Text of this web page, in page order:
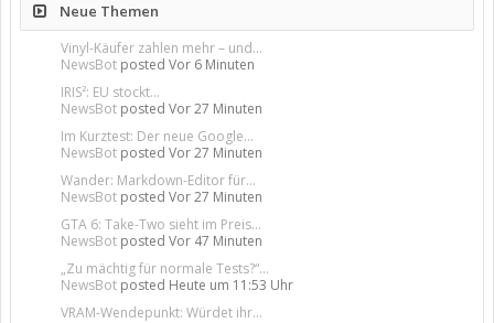
Neue Themen
Vinyl-Käufer zahlen mehr – und...
NewsBot posted Vor 6 Minuten
IRIS²: EU stockt...
NewsBot posted Vor 27 Minuten
Im Kurztest: Der neue Google...
NewsBot posted Vor 27 Minuten
Wander: Markdown-Editor für...
NewsBot posted Vor 27 Minuten
GTA 6: Take-Two sieht im Preis...
NewsBot posted Vor 47 Minuten
„Zu mächtig für normale Tests?“...
NewsBot posted Heute um 11:53 Uhr
VRAM-Wendepunkt: Würdet ihr...